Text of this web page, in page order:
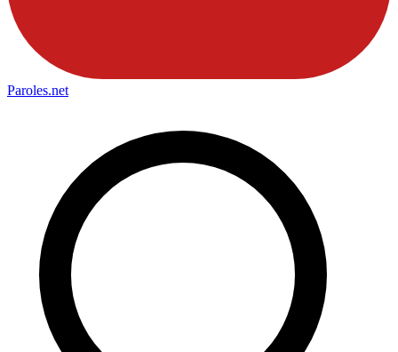
Paroles.net